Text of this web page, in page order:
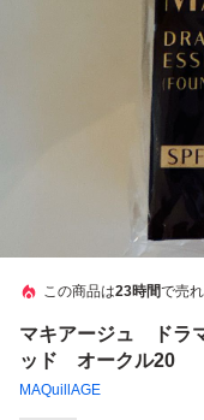
この商品は23時間で売
マキアージュ ドラ
ッド オークル20
MAQuillAGE